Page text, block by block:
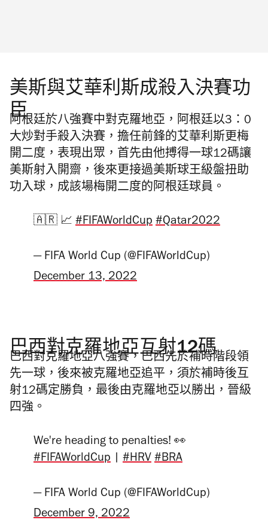
美斯與艾華利斯成殺入決賽功
臣
阿根廷於八強賽中對克羅地亞，阿根廷以3：0
大炒對手殺入決賽，擔任前鋒的艾華利斯更梅
開二度，表現出眾，首先由他搏得一球12碼讓
美斯射入開齋，後來更接過美斯球王級盤扭助
功入球，成該場梅開二度的阿根廷球員。
🇦🇷 📈 #FIFAWorldCup #Qatar2022
— FIFA World Cup (@FIFAWorldCup)
December 13, 2022
巴西對克羅地亞互射12碼
巴西對克羅地亞八強賽，巴西先於補時階段領
先一球，後來被克羅地亞追平，須於補時後互
射12碼定勝負，最後由克羅地亞以勝出，晉級
四強。
We're heading to penalties! 👀
#FIFAWorldCup
#HRV #BRA
— FIFA World Cup (@FIFAWorldCup)
December 9, 2022